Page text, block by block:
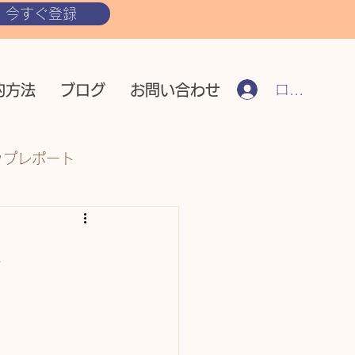
今すぐ登録
方法 ブログ お問い合わせ ログイン
レポート